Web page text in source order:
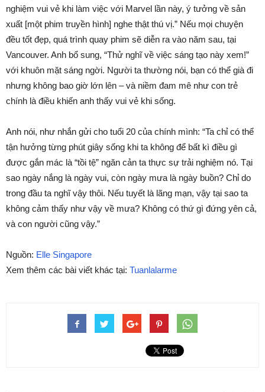
nghiệm vui vẻ khi làm việc với Marvel lần này, ý tưởng về sản
xuất [một phim truyền hình] nghe thật thú vị.” Nếu mọi chuyện
đều tốt đẹp, quá trình quay phim sẽ diễn ra vào năm sau, tại
Vancouver. Anh bổ sung, “Thử nghĩ về việc sáng tạo này xem!”
với khuôn mặt sáng ngời. Người ta thường nói, bạn có thể già đi
nhưng không bao giờ lớn lên – và niềm đam mê như con trẻ
chính là điều khiến anh thấy vui vẻ khi sống.
Anh nói, như nhắn gửi cho tuổi 20 của chính mình: “Ta chỉ có thể
tận hưởng từng phút giây sống khi ta không để bất kì điều gì
được gắn mác là “tồi tệ” ngăn cản ta thực sự trải nghiệm nó. Tại
sao ngày nắng là ngày vui, còn ngày mưa là ngày buồn? Chỉ do
trong đầu ta nghĩ vậy thôi. Nếu tuyết là lãng mạn, vậy tại sao ta
không cảm thấy như vậy về mưa? Không có thứ gì đứng yên cả,
và con người cũng vậy.”
Nguồn: Elle Singapore
Xem thêm các bài viết khác tại: Tuanlalarme